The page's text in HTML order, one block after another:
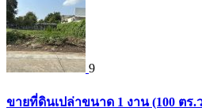
9
ขายที่ดินเปล่าขนาด 1 งาน (100 ตร